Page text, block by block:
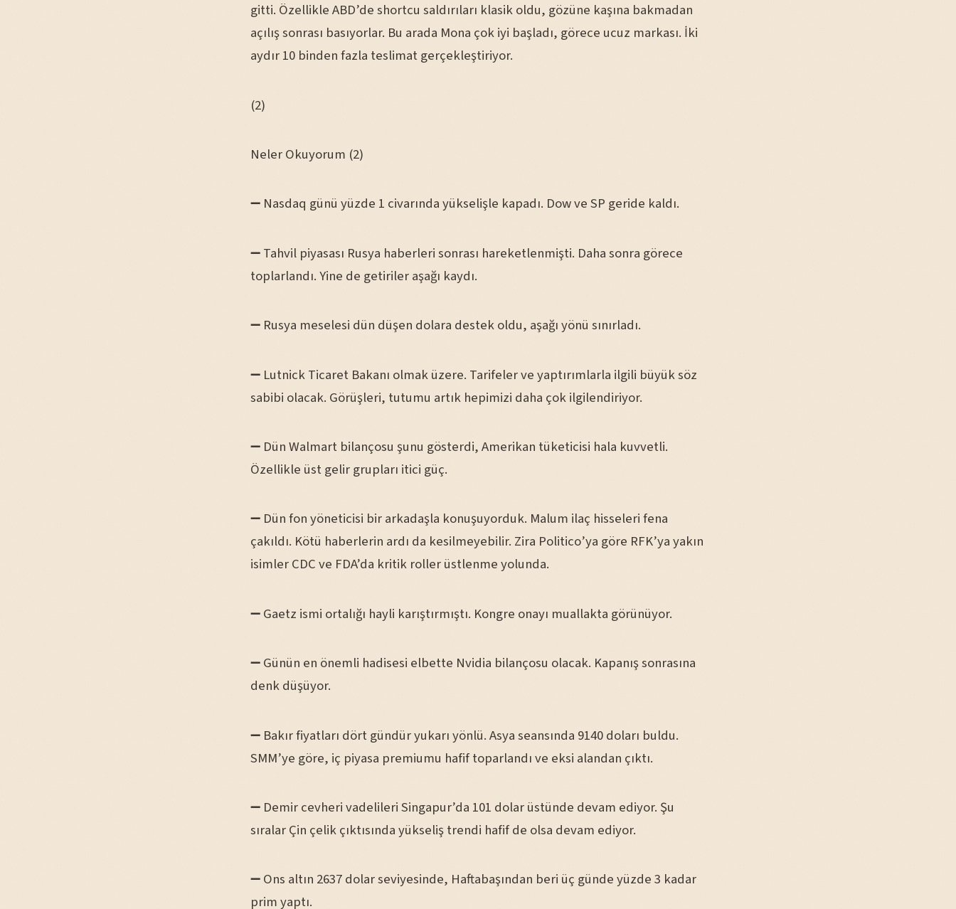
gitti. Özellikle ABD’de shortcu saldırıları klasik oldu, gözüne kaşına bakmadan
açılış sonrası basıyorlar. Bu arada Mona çok iyi başladı, görece ucuz markası. İki
aydır 10 binden fazla teslimat gerçekleştiriyor.
(2)
Neler Okuyorum (2)
➖ Nasdaq günü yüzde 1 civarında yükselişle kapadı. Dow ve SP geride kaldı.
➖ Tahvil piyasası Rusya haberleri sonrası hareketlenmişti. Daha sonra görece
toplarlandı. Yine de getiriler aşağı kaydı.
➖ Rusya meselesi dün düşen dolara destek oldu, aşağı yönü sınırladı.
➖ Lutnick Ticaret Bakanı olmak üzere. Tarifeler ve yaptırımlarla ilgili büyük söz
sabibi olacak. Görüşleri, tutumu artık hepimizi daha çok ilgilendiriyor.
➖ Dün Walmart bilançosu şunu gösterdi, Amerikan tüketicisi hala kuvvetli.
Özellikle üst gelir grupları itici güç.
➖ Dün fon yöneticisi bir arkadaşla konuşuyorduk. Malum ilaç hisseleri fena
çakıldı. Kötü haberlerin ardı da kesilmeyebilir. Zira Politico’ya göre RFK’ya yakın
isimler CDC ve FDA’da kritik roller üstlenme yolunda.
➖ Gaetz ismi ortalığı hayli karıştırmıştı. Kongre onayı muallakta görünüyor.
➖ Günün en önemli hadisesi elbette Nvidia bilançosu olacak. Kapanış sonrasına
denk düşüyor.
➖ Bakır fiyatları dört gündür yukarı yönlü. Asya seansında 9140 doları buldu.
SMM’ye göre, iç piyasa premiumu hafif toparlandı ve eksi alandan çıktı.
➖ Demir cevheri vadelileri Singapur’da 101 dolar üstünde devam ediyor. Şu
sıralar Çin çelik çıktısında yükseliş trendi hafif de olsa devam ediyor.
➖ Ons altın 2637 dolar seviyesinde, Haftabaşından beri üç günde yüzde 3 kadar
prim yaptı.